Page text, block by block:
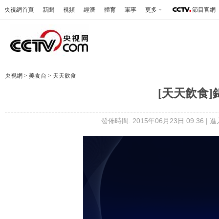
央視網首頁 新聞 視頻 經濟 體育 軍事 更多 節目官網
央視網 > 美食台 > 天天飲食
[天天飲食]
發佈時間: 2015年06月23日 09:36 | 進